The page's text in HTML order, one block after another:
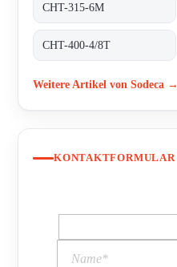
CHT-315-6M
CHT-400-4/8T
Weitere Artikel von Sodeca →
KONTAKTFORMULAR